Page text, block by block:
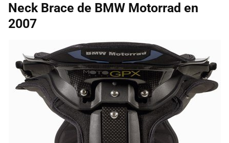
Neck Brace de BMW Motorrad en
2007